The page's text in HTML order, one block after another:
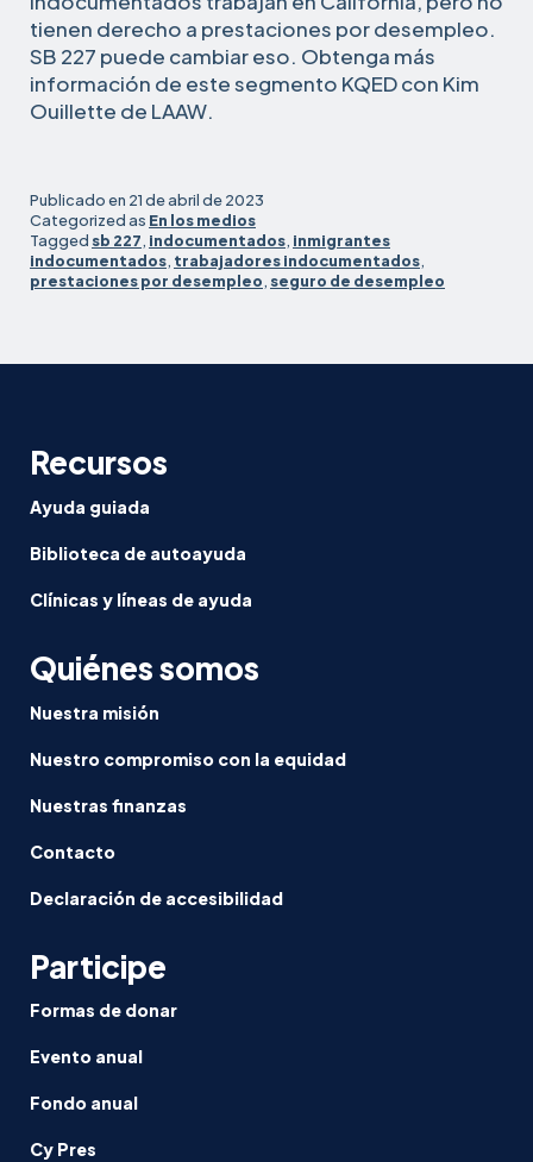
tienen derecho a prestaciones por desempleo.
SB 227 puede cambiar eso. Obtenga más
información de este segmento KQED con Kim
Ouillette de LAAW.
Publicado en 21 de abril de 2023
Categorized as En los medios
Tagged sb 227, indocumentados, inmigrantes
indocumentados, trabajadores indocumentados,
prestaciones por desempleo, seguro de desempleo
Recursos
Ayuda guiada
Biblioteca de autoayuda
Clínicas y líneas de ayuda
Quiénes somos
Nuestra misión
Nuestro compromiso con la equidad
Nuestras finanzas
Contacto
Declaración de accesibilidad
Participe
Formas de donar
Evento anual
Fondo anual
Cy Pres